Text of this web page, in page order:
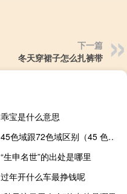
下一篇
冬天穿裙子怎么扎裤带
乖宝是什么意思
45色域跟72色域区别（45 色域和72 色域）
“生申名世”的出处是哪里
过年开什么车最挣钱呢